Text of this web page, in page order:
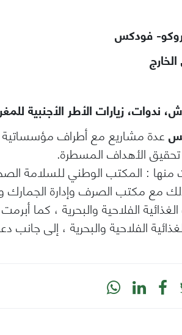
فودكس
زيارات الأطر الأجنبية
عدة مشاريع مع أطراف
تحقيق الأهداف المسطرة.
: المكتب الوطني للسلامة
مع مكتب الصرف وإدارة
الفلاحية والبحرية ، كما
الفلاحية والبحرية ، إلى جانب